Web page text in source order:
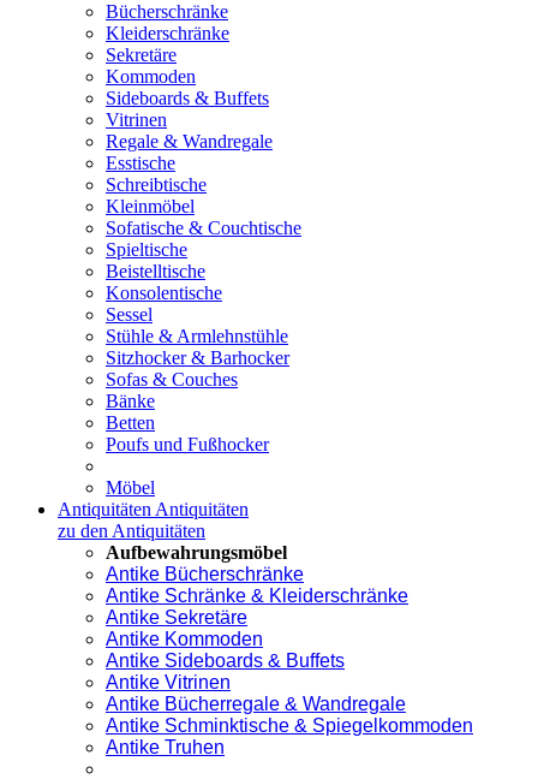
Bücherschränke
Kleiderschränke
Sekretäre
Kommoden
Sideboards & Buffets
Vitrinen
Regale & Wandregale
Esstische
Schreibtische
Kleinmöbel
Sofatische & Couchtische
Spieltische
Beistelltische
Konsolentische
Sessel
Stühle & Armlehnstühle
Sitzhocker & Barhocker
Sofas & Couches
Bänke
Betten
Poufs und Fußhocker
Möbel
Antiquitäten Antiquitäten
zu den Antiquitäten
Aufbewahrungsmöbel
Antike Bücherschränke
Antike Schränke & Kleiderschränke
Antike Sekretäre
Antike Kommoden
Antike Sideboards & Buffets
Antike Vitrinen
Antike Bücherregale & Wandregale
Antike Schminktische & Spiegelkommoden
Antike Truhen